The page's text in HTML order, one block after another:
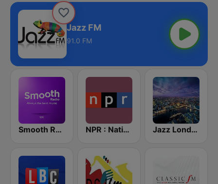
Jazz FM
91.0 FM
Smooth Radio UK NPR : National Public Radio Jazz London Radio